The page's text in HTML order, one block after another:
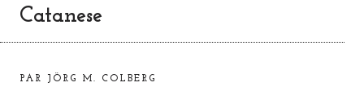
Catanese
PAR JÖRG M. COLBERG